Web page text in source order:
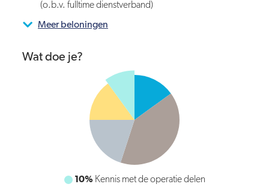
(o.b.v. fulltime dienstverband)
Meer beloningen
Wat doe je?
10% Kennis met de operatie delen